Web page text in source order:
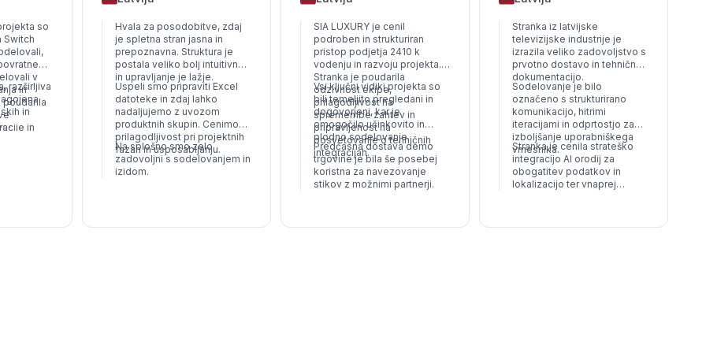
so
Switch
v
in
poudarila
in
razširljiva
in
Hvala za posodobitve, zdaj
je spletna stran jasna in
prepoznavna. Struktura je
postala veliko bolj intuitivna,
in upravljanje je lažje.
Uspeli smo pripraviti Excel
datoteke in zdaj lahko
nadaljujemo z uvozom
produktnih skupin. Cenimo
prilagodljivost pri projektnih
fazah in usposabljanju.
Na splošno smo zelo
zadovoljni s sodelovanjem in
izidom.
SIA LUXURY je cenil
podroben in strukturiran
pristop podjetja 2410 k
vodenju in razvoju projekta.
Stranka je poudarila
odzivnost ekipe,
prilagodljivost na
spremembe zahtev in
pripravljenost na
posvetovanje o tehničnih
integracijah.
Vsi ključni vidiki projekta so
bili temeljito pregledani in
dogovorjeni, kar je
omogočilo učinkovito in
plodno sodelovanje.
Predčasna dostava demo
trgovine je bila še posebej
koristna za navezovanje
stikov z možnimi partnerji.
Stranka iz latvijske
televizijske industrije je
izrazila veliko zadovoljstvo s
prvotno dostavo in tehnično
dokumentacijo.
Sodelovanje je bilo
označeno s strukturirano
komunikacijo, hitrimi
iteracijami in odprtostjo za
izboljšanje uporabniškega
vmesnika.
Stranka je cenila strateško
integracijo AI orodij za
obogatitev podatkov in
lokalizacijo ter vnaprej